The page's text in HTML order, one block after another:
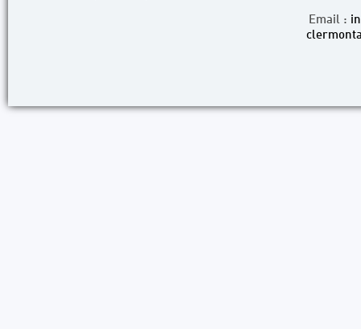
Email :